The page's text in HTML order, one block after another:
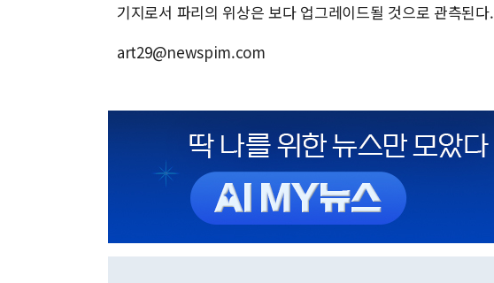
기지로서 파리의 위상은 보다 업그레이드될 것으로 관측된다.
art29@newspim.com